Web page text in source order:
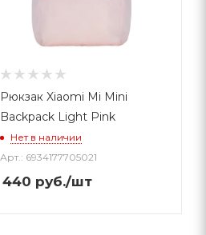
Рюкзак Xiaomi Mi Mini
Backpack Light Pink
Нет в наличии
Арт.: 6934177705021
440 руб./шт